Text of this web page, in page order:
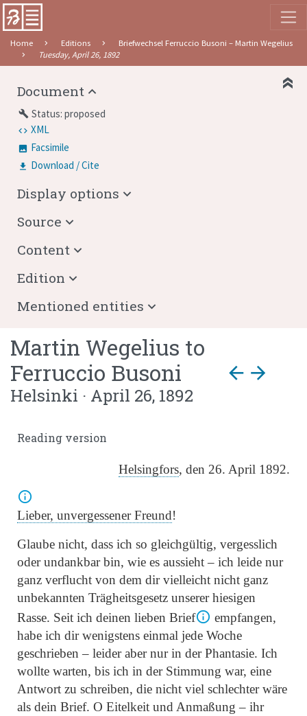
Home Editions
Briefwechsel Ferruccio Busoni – Martin Wegelius
Tuesday, April 26, 1892
Martin Wegelius to
Ferruccio Busoni
arrow_back arrow_forward
Helsinki · April 26, 1892
Reading version
Helsingfors, den 26. April 1892.
Lieber, unvergessener Freund!
Glaube nicht, dass ich so gleichgültig, vergesslich
oder undankbar bin, wie es aussieht – ich leide nur
ganz verflucht von dem dir vielleicht nicht ganz
unbekannten Trägheitsgesetz unserer hiesigen
Rasse. Seit ich deinen lieben Brief
empfangen,
habe ich dir wenigstens einmal jede Woche
geschrieben – leider aber nur in der Phantasie. Ich
wollte warten, bis ich in der Stimmung war, eine
Antwort zu schreiben, die nicht viel schlechter wäre
als dein Brief. O Eitelkeit und Anmaßung – ihr
Document
build Status: proposed
XML
Facsimile
Download / Cite
Display options
Source
Content
Edition
Mentioned entities